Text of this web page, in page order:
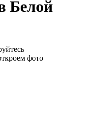
Белой
фото